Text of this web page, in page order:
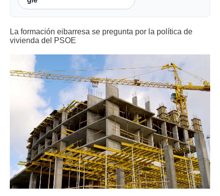
La formación eibarresa se pregunta por la política de
vivienda del PSOE